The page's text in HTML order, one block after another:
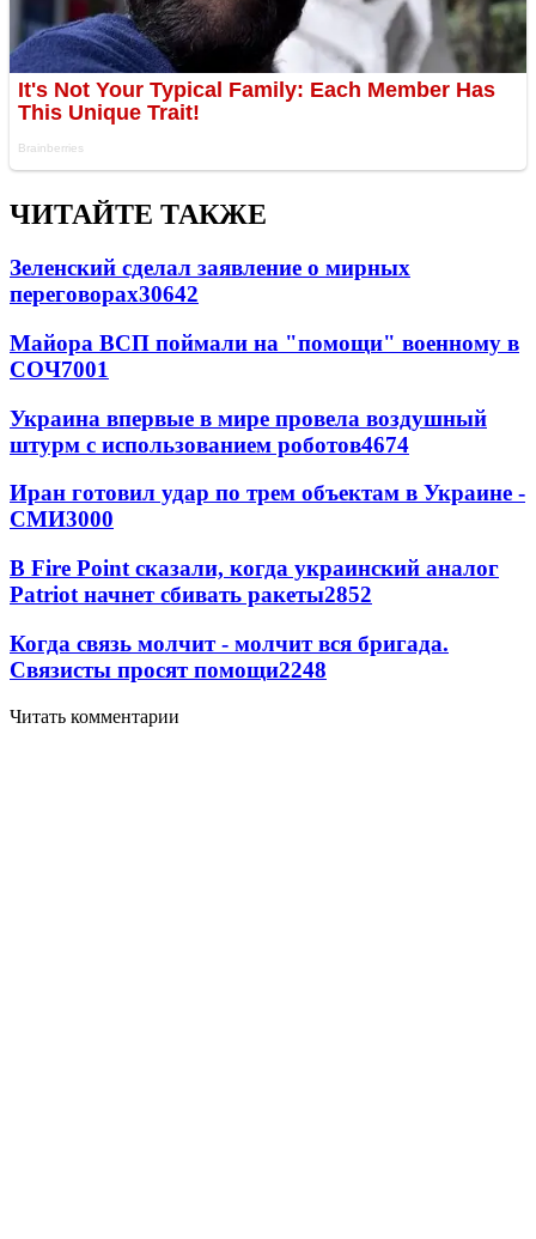
ЧИТАЙТЕ ТАКЖЕ
Зеленский сделал заявление о мирных
переговорах30642
Майора ВСП поймали на "помощи" военному в
СОЧ7001
Украина впервые в мире провела воздушный
штурм с использованием роботов4674
Иран готовил удар по трем объектам в Украине -
СМИ3000
В Fire Point сказали, когда украинский аналог
Patriot начнет сбивать ракеты2852
Когда связь молчит - молчит вся бригада.
Связисты просят помощи2248
Читать комментарии